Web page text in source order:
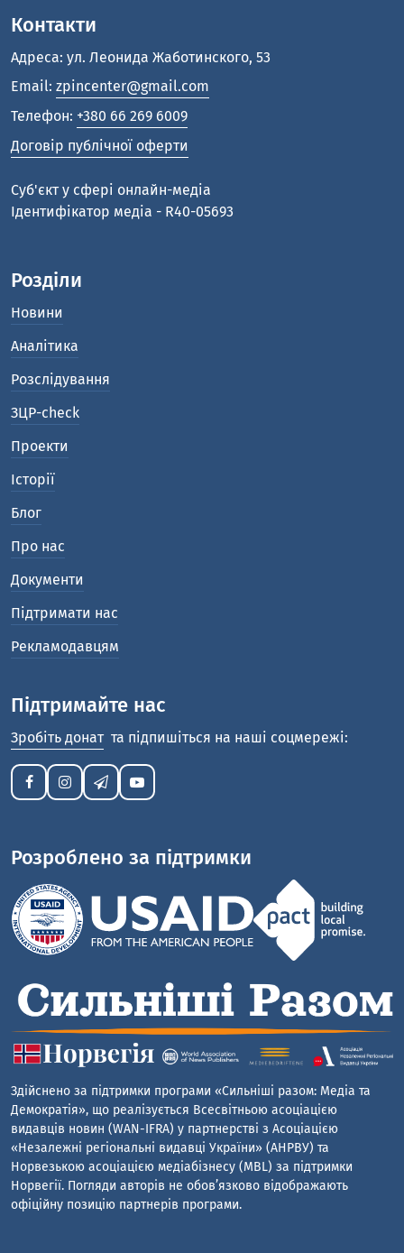
Контакти
Адреса: ул. Леонида Жаботинского, 53
Email: zpincenter@gmail.com
Телефон: +380 66 269 6009
Договір публічної оферти
Cуб'єкт у сфері онлайн-медіа
Ідентифікатор медіа - R40-05693
Розділи
Новини
Аналітика
Розслідування
ЗЦР-check
Проекти
Історії
Блог
Про нас
Документи
Підтримати нас
Рекламодавцям
Підтримайте нас
Зробіть донат та підпишіться на наші соцмережі:
Розроблено за підтримки
Здійснено за підтримки програми «Сильніші разом: Медіа та
Демократія», що реалізується Всесвітньою асоціацією
видавців новин (WAN-IFRA) у партнерстві з Асоціацією
«Незалежні регіональні видавці України» (АНРВУ) та
Норвезькою асоціацією медіабізнесу (MBL) за підтримки
Норвегії. Погляди авторів не обов’язково відображають
офіційну позицію партнерів програми.